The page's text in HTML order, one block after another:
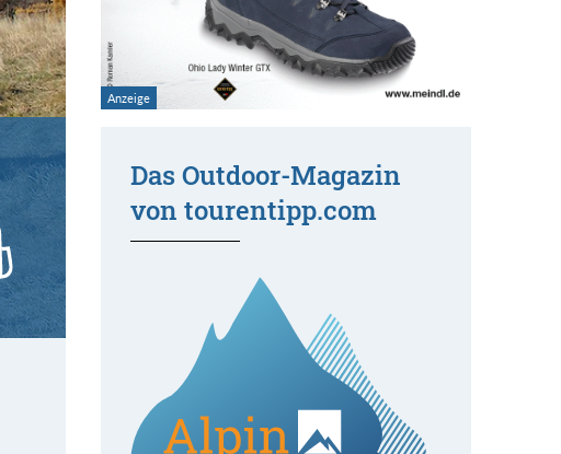
Das Outdoor-Magazin
von tourentipp.com